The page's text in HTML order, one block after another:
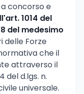
a concorso e
1014 del
del medesimo
delle Forze
che il
attraverso il
del d.lgs. n.
universale.